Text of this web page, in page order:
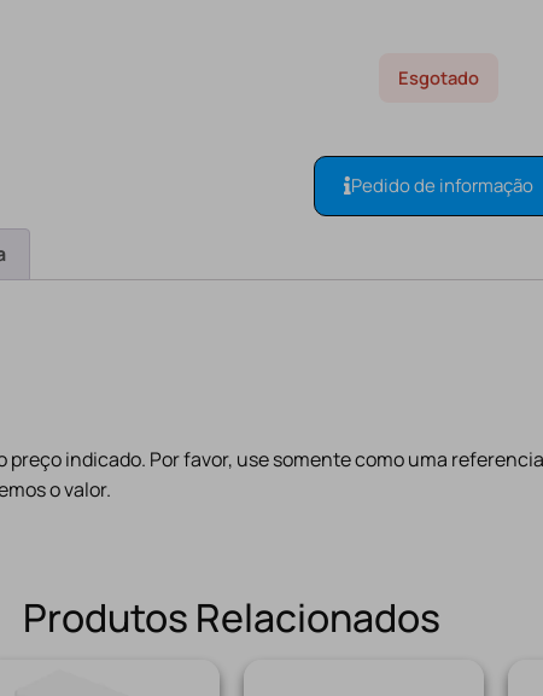
Esgotado
Pedido de informação
preço indicado. Por favor, use somente como uma
o valor.
Produtos Relacionados